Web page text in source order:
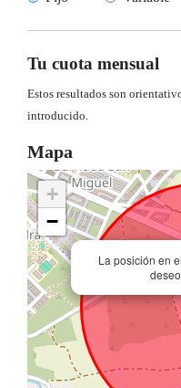
Tu cuota mensual
Estos resultados son
introducido.
Mapa
La posición en
+
−